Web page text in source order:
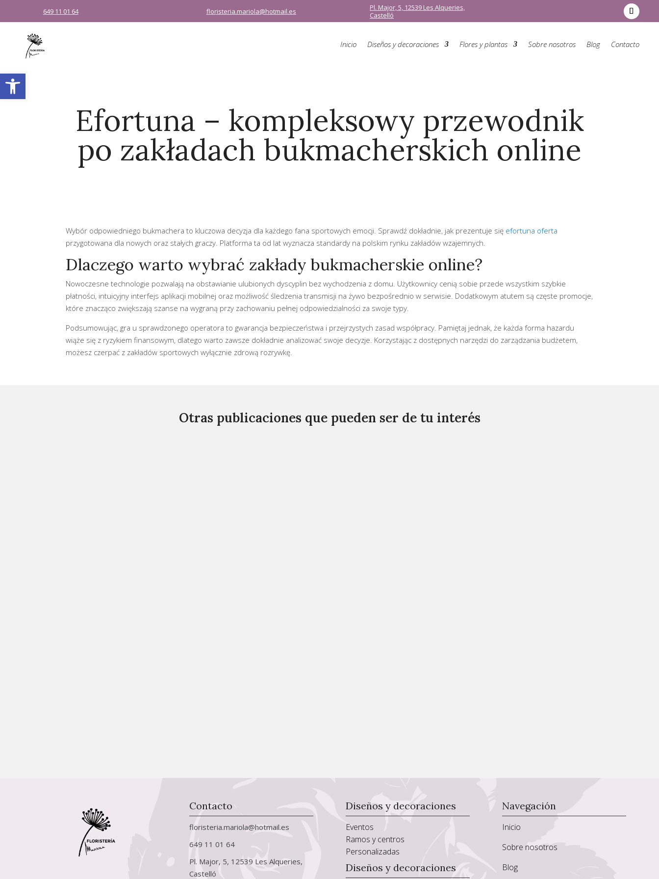
649 11 01 64 floristeria.mariola@hotmail.es
Pl. Major, 5, 12539 Les Alqueries,
Castelló
Inicio Diseños y decoraciones Flores y plantas Sobre nosotros Blog Contacto
Efortuna – kompleksowy przewodnik
po zakładach bukmacherskich online
Wybór odpowiedniego bukmachera to kluczowa decyzja dla każdego fana sportowych emocji. Sprawdź dokładnie, jak prezentuje się efortuna oferta
przygotowana dla nowych oraz stałych graczy. Platforma ta od lat wyznacza standardy na polskim rynku zakładów wzajemnych.
Dlaczego warto wybrać zakłady bukmacherskie online?
Nowoczesne technologie pozwalają na obstawianie ulubionych dyscyplin bez wychodzenia z domu. Użytkownicy cenią sobie przede wszystkim szybkie
płatności, intuicyjny interfejs aplikacji mobilnej oraz możliwość śledzenia transmisji na żywo bezpośrednio w serwisie. Dodatkowym atutem są częste promocje,
które znacząco zwiększają szanse na wygraną przy zachowaniu pełnej odpowiedzialności za swoje typy.
Podsumowując, gra u sprawdzonego operatora to gwarancja bezpieczeństwa i przejrzystych zasad współpracy. Pamiętaj jednak, że każda forma hazardu
wiąże się z ryzykiem finansowym, dlatego warto zawsze dokładnie analizować swoje decyzje. Korzystając z dostępnych narzędzi do zarządzania budżetem,
możesz czerpać z zakładów sportowych wyłącznie zdrową rozrywkę.
Otras publicaciones que pueden ser de tu interés
Contacto
floristeria.mariola@hotmail.es
649 11 01 64
Pl. Major, 5, 12539 Les Alqueries,
Castelló
Diseños y decoraciones
Eventos
Ramos y centros
Personalizadas
Diseños y decoraciones
Navegación
Inicio
Sobre nosotros
Blog
Abrir barra de herramientas